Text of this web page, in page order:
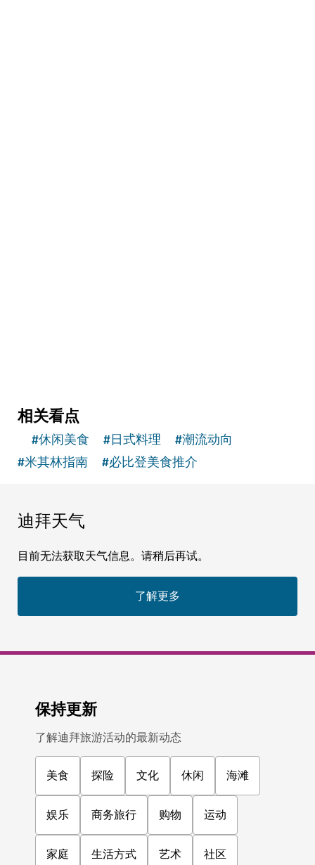
相关看点
#休闲美食 #日式料理 #潮流动向
#米其林指南 #必比登美食推介
迪拜天气
目前无法获取天气信息。请稍后再试。
了解更多
保持更新
了解迪拜旅游活动的最新动态
美食 探险 文化 休闲 海滩
娱乐 商务旅行 购物 运动
家庭 生活方式 艺术 社区